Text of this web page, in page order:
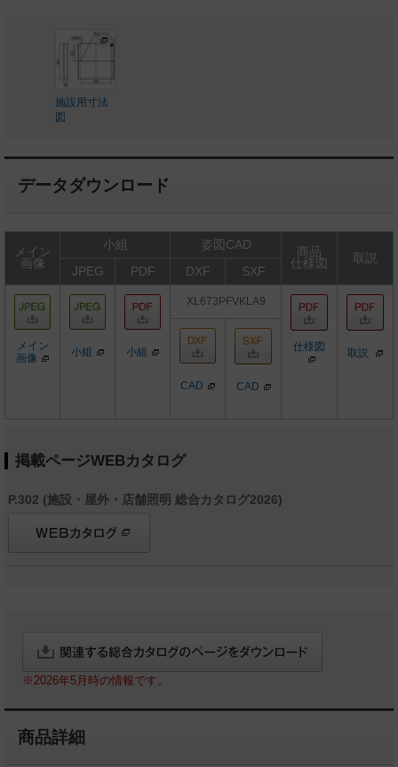
施設用寸法
図
データダウンロード
メイン
画像
小組 姿図CAD
商品
仕様図
取説
JPEG
PDF DXF SXF
メイン
画像
小組 小組
XL673PFVKLA9
仕様図 取説
CAD CAD
掲載ページWEBカタログ
P.302 (施設・屋外・店舗照明 総合カタログ2026)
※2026年5月時の情報です。
商品詳細